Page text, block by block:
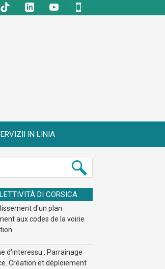
IN LINIA
DI CORSICA
d'un plan
aux codes de la voirie
d'interessu : Parrainage
Création et déploiement